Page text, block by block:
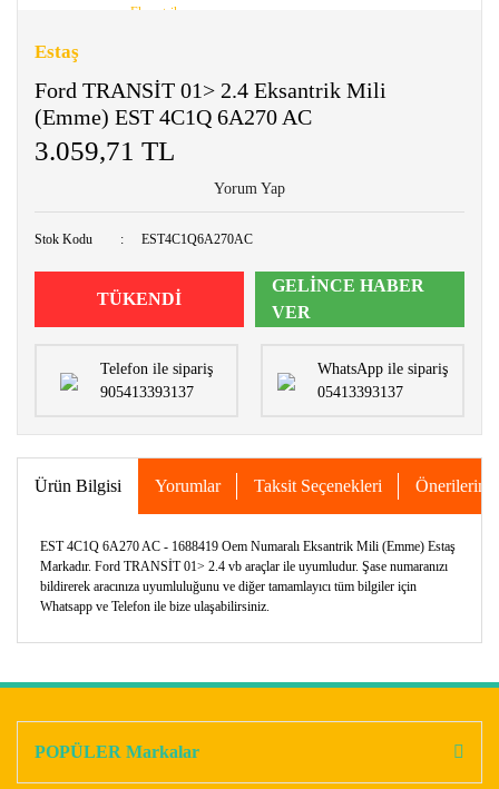
Estaş
Ford TRANSİT 01> 2.4 Eksantrik Mili
(Emme) EST 4C1Q 6A270 AC
3.059,71 TL
Yorum Yap
Stok Kodu EST4C1Q6A270AC
TÜKENDİ
GELİNCE HABER
VER
Telefon ile sipariş
905413393137
WhatsApp ile sipariş
05413393137
Ürün Bilgisi Yorumlar Taksit Seçenekleri Önerileriniz
EST 4C1Q 6A270 AC - 1688419 Oem Numaralı Eksantrik Mili (Emme) Estaş
Markadır. Ford TRANSİT 01> 2.4 vb araçlar ile uyumludur. Şase numaranızı
bildirerek aracınıza uyumluluğunu ve diğer tamamlayıcı tüm bilgiler için
Whatsapp ve Telefon ile bize ulaşabilirsiniz.
POPÜLER Markalar